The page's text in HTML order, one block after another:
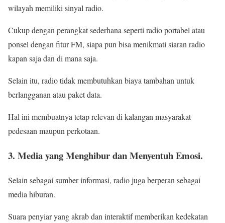
wilayah memiliki sinyal radio.
Cukup dengan perangkat sederhana seperti radio portabel atau
ponsel dengan fitur FM, siapa pun bisa menikmati siaran radio
kapan saja dan di mana saja.
Selain itu, radio tidak membutuhkan biaya tambahan untuk
berlangganan atau paket data.
Hal ini membuatnya tetap relevan di kalangan masyarakat
pedesaan maupun perkotaan.
3. Media yang Menghibur dan Menyentuh Emosi.
Selain sebagai sumber informasi, radio juga berperan sebagai
media hiburan.
Suara penyiar yang akrab dan interaktif memberikan kedekatan